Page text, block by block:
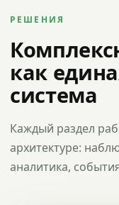
РЕШЕНИЯ
как
система
Каждый раздел
архитектуре:
аналитика,